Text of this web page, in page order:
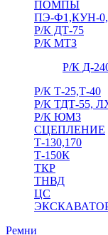
ПОМПЫ
ПЭ-Ф1,КУН-
Р/К ДТ-75
Р/К МТЗ
Р/К Д-
Р/К Т-25,Т-40
Р/К ТДТ-55,
Р/К ЮМЗ
СЦЕПЛЕНИЕ
Т-130,170
Т-150К
ТКР
ТНВД
ЦС
Ремни